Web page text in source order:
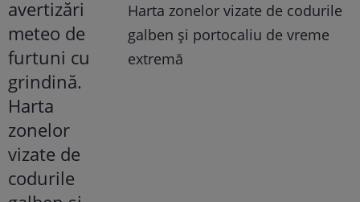
Harta zonelor vizate de codurile
galben și portocaliu de vreme
extremă